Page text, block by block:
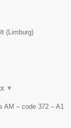
(Limburg)
▼
AM – code 372 – A1